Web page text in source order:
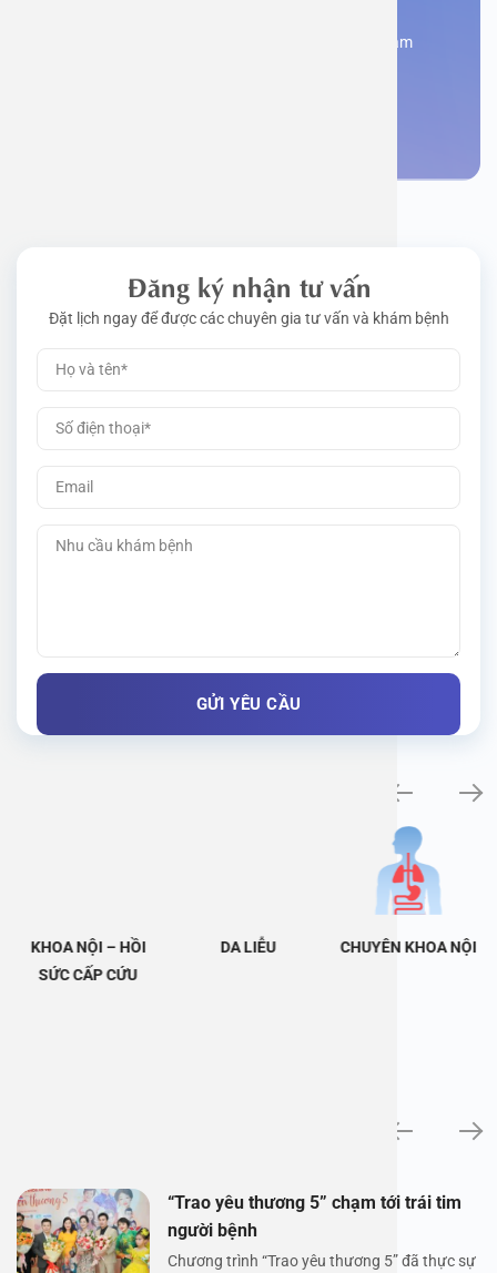
Đăng kí ngay để được các chuyên gia tư vấn và khám
Đăng ký nhận tư vấn
Đặt lịch ngay để được các chuyên gia tư vấn và khám bệnh
KHOA NỘI – HỒI
SỨC CẤP CỨU
DA LIỄU CHUYÊN KHOA NỘI
“Trao yêu thương 5” chạm tới trái tim
người bệnh
Chương trình “Trao yêu thương 5” đã thực sự